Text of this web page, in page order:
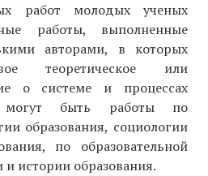
работ молодых ученых
работы, выполненные
авторами, в которых
теоретическое или
о системе и процессах
могут быть работы по
образования, социологии
по образовательной
истории образования.